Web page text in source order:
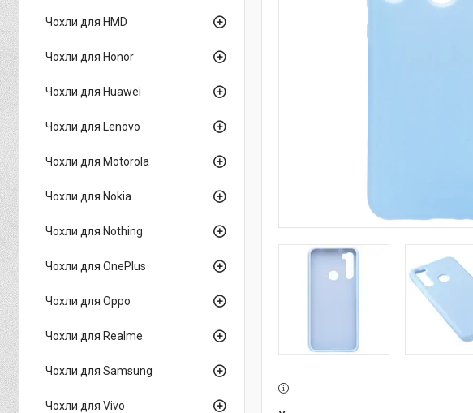
Чохли для HMD
Чохли для Honor
Чохли для Huawei
Чохли для Lenovo
Чохли для Motorola
Чохли для Nokia
Чохли для Nothing
Чохли для OnePlus
Чохли для Oppo
Чохли для Realme
Чохли для Samsung
Чохли для Vivo